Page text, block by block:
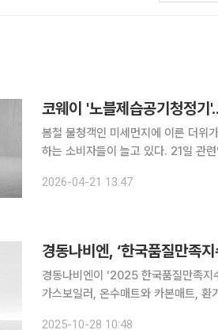
코웨이 '노블제습공기청정기
봄철 불청객인 미세먼지에 이른 더위
하는 소비자들이 늘고 있다. 21일 관련업계에 따르면 코웨이의 '노블제습공기청정기'는 이같은 소비
는 프리필터·에어매칭필터·멀티큐브
2026-04-21 13:47
경동나비엔, ‘한국품질만족
경동나비엔이 ‘2025 한국품질만족
가스보일러, 온수매트와 카본매트,
2025-10-28 10:48